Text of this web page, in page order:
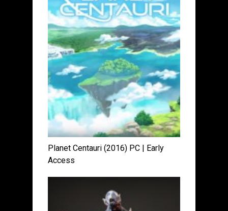
Planet Centauri (2016) PC | Early
Access